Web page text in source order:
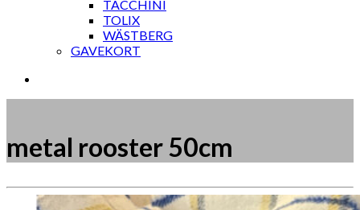
TACCHINI
TOLIX
WÄSTBERG
GAVEKORT
metal rooster 50cm
Måske kunne nogle af disse produkter have din